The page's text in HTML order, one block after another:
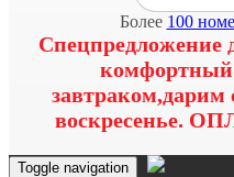
Более 100
Спецпредложение
комфортный
воскресенье.
Toggle navigation